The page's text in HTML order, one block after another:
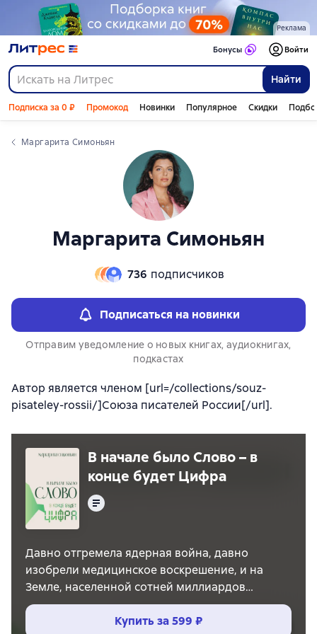
Реклама
Найти
Бонусы Войти
Подписка за 0 ₽ Промокод Новинки Популярное Скидки
Маргарита Симоньян
Маргарита Симоньян
736 подписчиков
Подписаться на новинки
Отправим уведомление о новых книгах, аудиокнигах,
подкастах
Автор является членом [url=/collections/souz-
pisateley-rossii/]Союза писателей России[/url].
В начале было Слово – в
конце будет Цифра
Текст
Давно отгремела ядерная война, давно
изобрели медицинское воскрешение, и на
Земле, населенной сотней миллиардов
воскрешённых людей, официально объявили
последние времена. Развалины бывших
Купить за599 ₽